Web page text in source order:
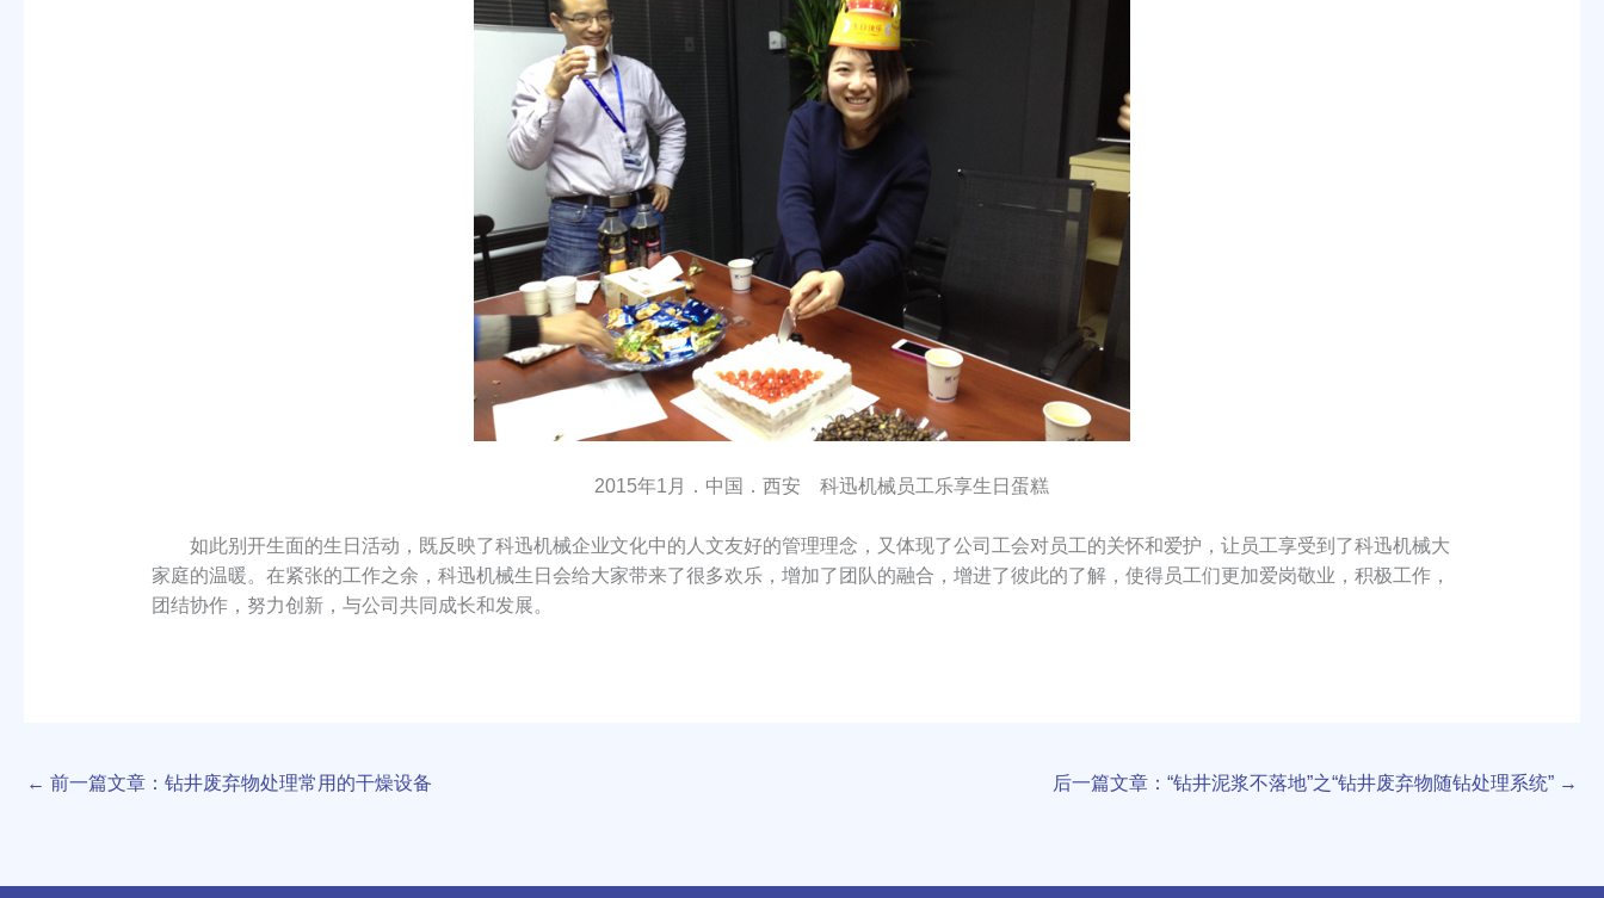
2015年1月．中国．西安 科迅机械员工乐享生日蛋糕
如此别开生面的生日活动，既反映了科迅机械企业文化中的人文友好的管理理念，又体现了公司工会对员工的关怀和爱护，让员工享受到了科迅机械大
家庭的温暖。在紧张的工作之余，科迅机械生日会给大家带来了很多欢乐，增加了团队的融合，增进了彼此的了解，使得员工们更加爱岗敬业，积极工作，
团结协作，努力创新，与公司共同成长和发展。
← 前一篇文章：钻井废弃物处理常用的干燥设备 后一篇文章：“钻井泥浆不落地”之“钻井废弃物随钻处理系统” →